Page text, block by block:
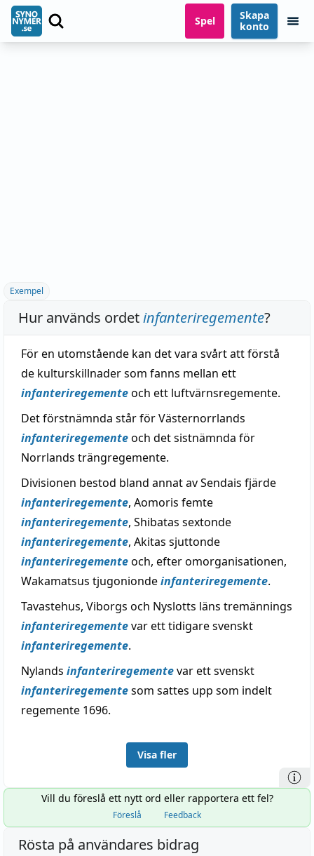
Spel
Skapa
konto
Exempel
Hur används ordetinfanteriregemente?
För en utomstående kan det vara svårt att förstå
de kulturskillnader som fanns mellan ett
infanteriregementeoch ett luftvärnsregemente.
Det förstnämnda står för Västernorrlands
infanteriregementeoch det sistnämnda för
Norrlands trängregemente.
Divisionen bestod bland annat av Sendais fjärde
infanteriregemente, Aomoris femte
infanteriregemente, Shibatas sextonde
infanteriregemente, Akitas sjuttonde
infanteriregementeoch, efter omorganisationen,
Wakamatsus tjugoniondeinfanteriregemente.
Tavastehus, Viborgs och Nyslotts läns tremännings
infanteriregementevar ett tidigare svenskt
infanteriregemente.
Nylands infanteriregementevar ett svenskt
infanteriregementesom sattes upp som indelt
regemente 1696.
Visa fler
Vill du föreslå ett nytt ord eller rapportera ett fel?
Föreslå Feedback
Rösta på användares bidrag